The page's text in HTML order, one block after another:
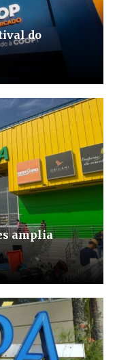
do
amplia